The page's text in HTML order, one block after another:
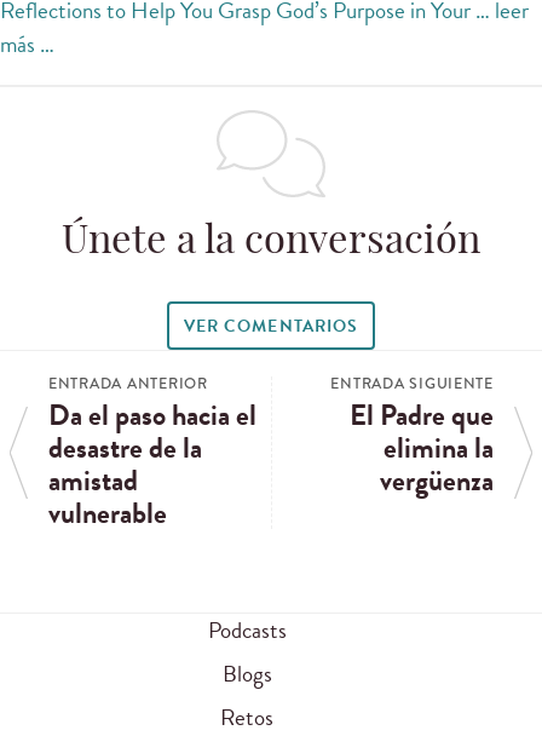
Reflections to Help You Grasp God’s Purpose in Your … leer
más …
Únete a la conversación
VER COMENTARIOS
ENTRADA ANTERIOR
Da el paso hacia el
desastre de la
amistad
vulnerable
ENTRADA SIGUIENTE
El Padre que
elimina la
vergüenza
Podcasts
Blogs
Retos